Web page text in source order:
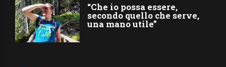
“Che io possa essere,
secondo quello che serve,
una mano utile”